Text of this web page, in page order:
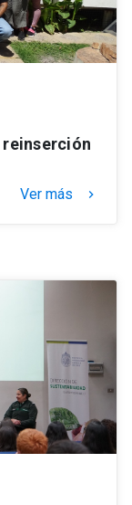
Ver más keyboard_arrow_right